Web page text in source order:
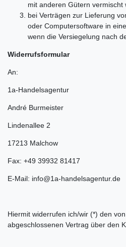
mit anderen Gütern vermischt
bei Verträgen zur Lieferung
oder Computersoftware in
wenn die Versiegelung nach
Widerrufsformular
An:
1a-Handelsagentur
André Burmeister
Lindenallee 2
17213 Malchow
Fax: +49 39932 81417
E-Mail: info@1a-handelsagentur.de
Hiermit widerrufen ich/wir (*) den
abgeschlossenen Vertrag über den